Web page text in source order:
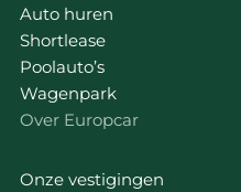
Auto huren
Shortlease
Poolauto’s
Wagenpark
Over Europcar
Onze vestigingen